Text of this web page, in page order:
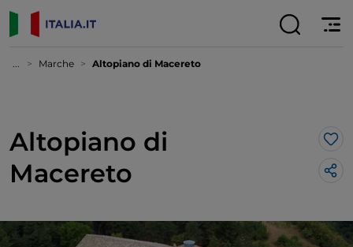
... Marche Altopiano di Macereto
Altopiano di
Macereto